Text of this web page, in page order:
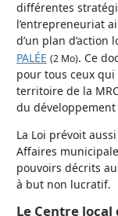
différentes
l’entrepreneuriat
d’un plan d’action
PALÉE (2 Mo). Ce
pour tous ceux
territoire de la
du
La Loi prévoit
Affaires
pouvoirs décrits
à but non lucratif.
Le Centre